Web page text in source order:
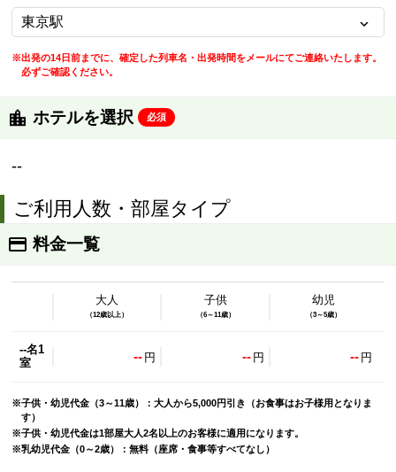
※出発の14日前までに、確定した列車名・出発時間をメールにてご連絡いたします。
必ずご確認ください。
ホテルを選択 必須
--
ご利用人数・部屋タイプ
料金一覧
大人
（12歳以上）
子供
（6～11歳）
幼児
（3～5歳）
--名1
室
-- 円 -- 円 -- 円
※子供・幼児代金（3～11歳）：大人から5,000円引き（お食事はお子様用となりま
す）
※子供・幼児代金は1部屋大人2名以上のお客様に適用になります。
※乳幼児代金（0～2歳）：無料（座席・食事等すべてなし）